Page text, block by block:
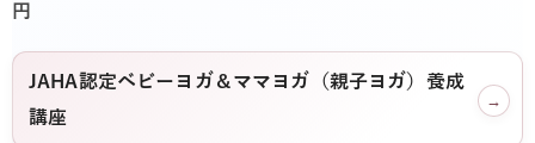
円
JAHA認定ベビーヨガ＆ママヨガ（親子ヨガ）養成
講座
→